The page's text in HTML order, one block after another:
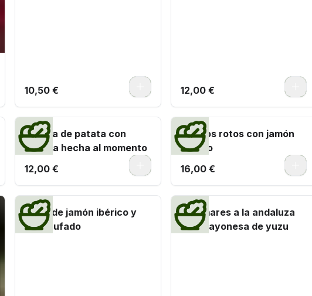
10,50 € 12,00 €
Tortilla de patata con
cebolla hecha al momento
12,00 €
Huevos rotos con jamón
ibérico
16,00 €
Bikini de jamón ibérico y
brie trufado
Calamares a la andaluza
con mayonesa de yuzu